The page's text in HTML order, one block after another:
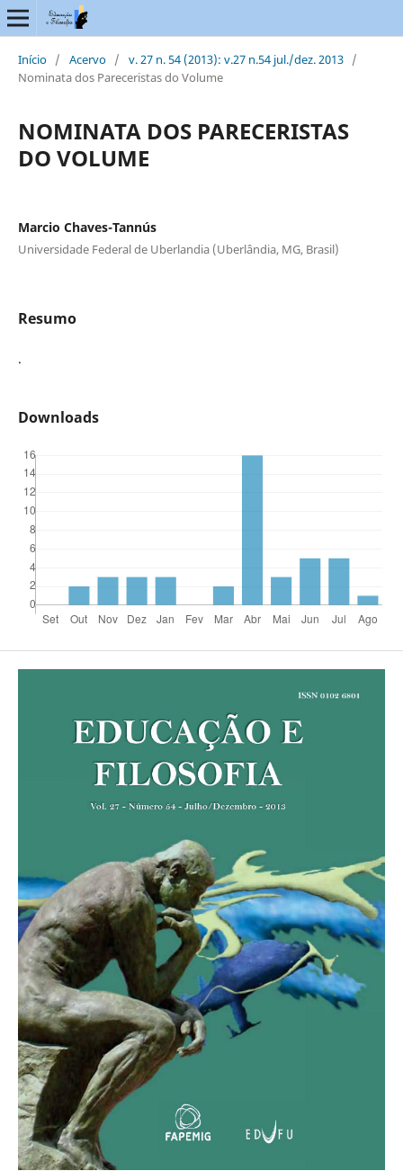
Início / Acervo / v. 27 n. 54 (2013): v.27 n.54 jul./dez. 2013 /
Nominata dos Pareceristas do Volume
NOMINATA DOS PARECERISTAS
DO VOLUME
Marcio Chaves-Tannús
Universidade Federal de Uberlandia (Uberlândia, MG, Brasil)
Resumo
.
Downloads